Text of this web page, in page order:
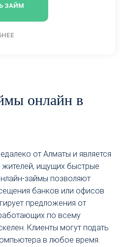
ЗАЙМ
онлайн в
от Алматы и является
ищущих быстрые
займы позволяют
банков или офисов
предложения от
по всему
Клиенты могут подать
в любое время.